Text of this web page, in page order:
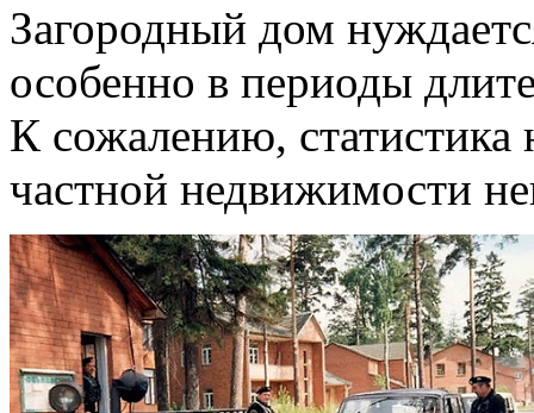
Загородный дом
особенно в периоды
К сожалению, статистика
частной недвижимости